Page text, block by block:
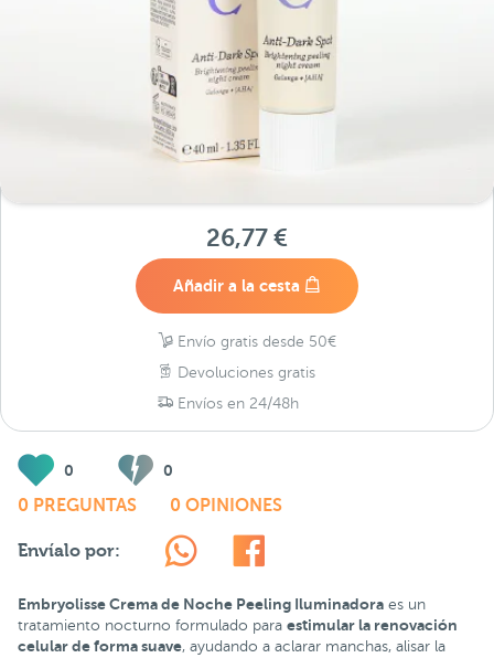
26,77 €
Añadir a la cesta
Envío gratis desde 50€
Devoluciones gratis
Envíos en 24/48h
0 0
0 PREGUNTAS 0 OPINIONES
Envíalo por:
Embryolisse Crema de Noche Peeling Iluminadora es un
tratamiento nocturno formulado para estimular la renovación
celular de forma suave, ayudando a aclarar manchas, alisar la